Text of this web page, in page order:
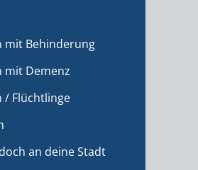
mit Behinderung
mit Demenz
/ Flüchtlinge
an deine Stadt